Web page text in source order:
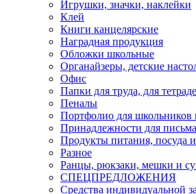
Игрушки, значки, наклейки
Клей
Книги канцелярские
Наградная продукция
Обложки школьные
Органайзеры, детские
Офис
Папки для труда, для
Пеналы
Портфолио для школьников
Принадлежности для
Продукты питания, посуда
Разное
Ранцы, рюкзаки, мешки и
СПЕЦПРЕДЛОЖЕНИЯ
Средства индивидуальной